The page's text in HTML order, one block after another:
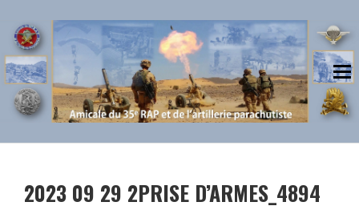
2023 09 29 2PRISE D’ARMES_4894